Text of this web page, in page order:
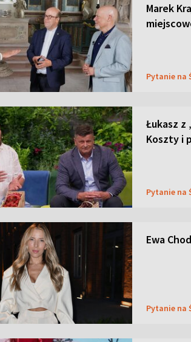
Marek
Pytanie
Łukasz z
Koszty i
Pytanie
Ewa
Pytanie